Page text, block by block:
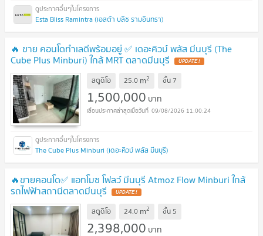
Esta Bliss Ramintra (เอสต้า บลิซ รามอินทรา)
🔥 ขาย คอนโดทำเลดีพร้อมอยู่ ✅ เดอะคิวบ์ พลัส มีนบุรี (The
Cube Plus Minburi) ใกล้ MRT ตลาดมีนบุรี UPDATE !
สตูดิโอ 25.0 m2 ชั้น 7
1,500,000 บาท
09/08/2026 11:00:24
The Cube Plus Minburi (เดอะคิวบ์ พลัส มีนบุรี)
🔥ขายคอนโด✅ แอทโมซ โฟลว์ มีนบุรี Atmoz Flow Minburi ใกล้
รถไฟฟ้าสถานีตลาดมีนบุรี UPDATE !
สตูดิโอ 24.0 m2 ชั้น 5
2,398,000 บาท